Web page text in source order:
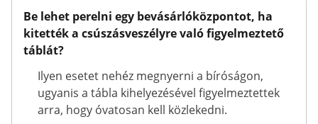
Be lehet perelni egy bevásárlóközpontot, ha
kitették a csúszásveszélyre való figyelmeztető
táblát?
Ilyen esetet nehéz megnyerni a bíróságon,
ugyanis a tábla kihelyezésével figyelmeztettek
arra, hogy óvatosan kell közlekedni.